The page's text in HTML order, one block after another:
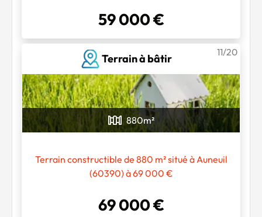
59 000 €
Terrain à bâtir
11/20
880m²
Terrain constructible de 880 m² situé à Auneuil
(60390) à 69 000 €
69 000 €